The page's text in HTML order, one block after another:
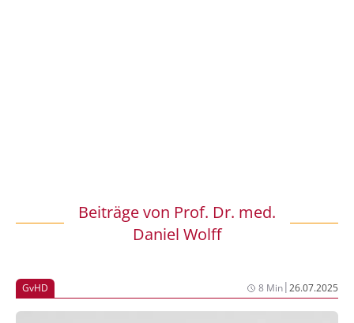
Beiträge von Prof. Dr. med.
Daniel Wolff
GvHD 8 Min|26.07.2025